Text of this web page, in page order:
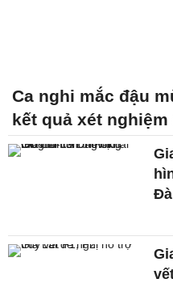
Ca nghi mắc đậu
kết quả xét nghiệm